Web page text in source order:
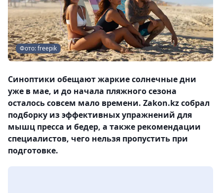
Фото: freepik
Синоптики обещают жаркие солнечные дни
уже в мае, и до начала пляжного сезона
осталось совсем мало времени. Zakon.kz собрал
подборку из эффективных упражнений для
мышц пресса и бедер, а также рекомендации
специалистов, чего нельзя пропустить при
подготовке.